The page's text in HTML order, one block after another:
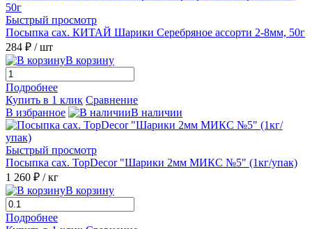
Быстрый просмотр
Посыпка сах. КИТАЙ Шарики Серебряное ассорти 2-8мм, 50г
284 ₽ / шт
В корзину
Подробнее
Купить в 1 клик Сравнение
В избранное
В наличии
Быстрый просмотр
Посыпка сах. TopDecor "Шарики 2мм МИКС №5" (1кг/упак)
1 260 ₽ / кг
В корзину
Подробнее